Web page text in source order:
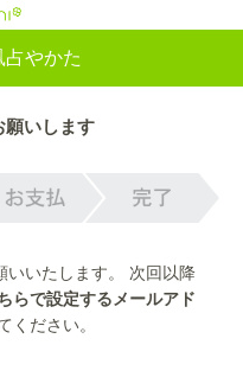
やかた
願いします
いいたします。 次回以降
らで設定するメールアド
ください。